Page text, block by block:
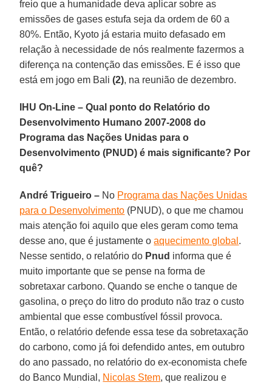
freio que a humanidade deva aplicar sobre as
emissões de gases estufa seja da ordem de 60 a
80%. Então, Kyoto já estaria muito defasado em
relação à necessidade de nós realmente fazermos a
diferença na contenção das emissões. E é isso que
está em jogo em Bali(2), na reunião de dezembro.
IHU On-Line – Qual ponto do Relatório do
Desenvolvimento Humano 2007-2008 do
Programa das Nações Unidas para o
Desenvolvimento (PNUD) é mais significante? Por
quê?
André Trigueiro – No Programa das Nações Unidas
para o Desenvolvimento (PNUD), o que me chamou
mais atenção foi aquilo que eles geram como tema
desse ano, que é justamente oaquecimento global .
Nesse sentido, o relatório do Pnud informa que é
muito importante que se pense na forma de
sobretaxar carbono. Quando se enche o tanque de
gasolina, o preço do litro do produto não traz o custo
ambiental que esse combustível fóssil provoca.
Então, o relatório defende essa tese da sobretaxação
do carbono, como já foi defendido antes, em outubro
do ano passado, no relatório do ex-economista chefe
do Banco Mundial, Nicolas Stem, que realizou e